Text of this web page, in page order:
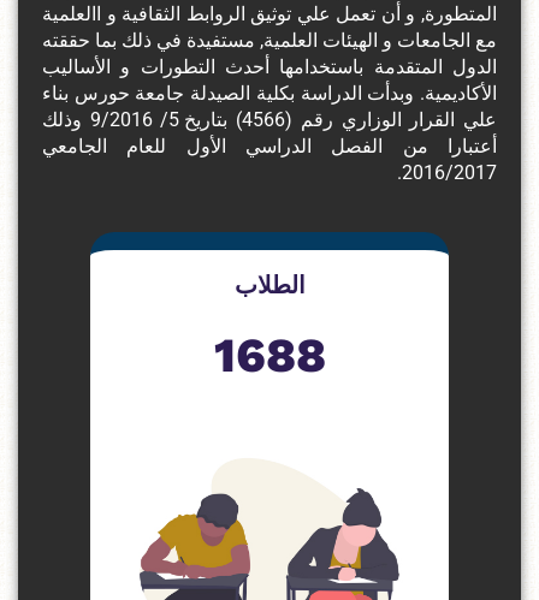
المتطورة, و أن تعمل علي توثيق الروابط الثقافية و االعلمية
مع الجامعات و الهيئات العلمية, مستفيدة في ذلك بما حققته
الدول المتقدمة باستخدامها أحدث التطورات و الأساليب
الأكاديمية. وبدأت الدراسة بكلية الصيدلة جامعة حورس بناء
علي القرار الوزاري رقم (4566) بتاريخ 5/ 9/2016 وذلك
أعتبارا من الفصل الدراسي الأول للعام الجامعي
2016/2017.
الطلاب
1688